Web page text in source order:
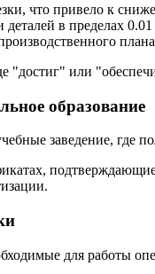
что привело к
деталей в пределах
"достиг" или
образование
заведение,
для работы